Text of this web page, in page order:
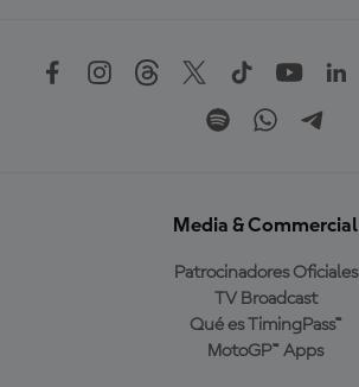
Media & Commercial
Patrocinadores Oficiales
TV Broadcast
Qué es TimingPass™
MotoGP™ Apps